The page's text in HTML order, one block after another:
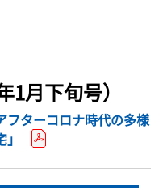
月下旬号）
フターコロナ時代の多様